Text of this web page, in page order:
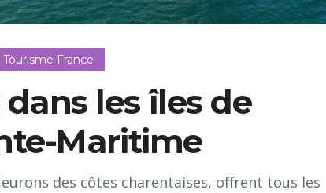
Tourisme France
les îles de
Maritime
des côtes charentaises, offrent tous les